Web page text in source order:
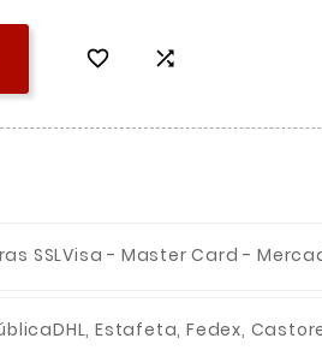
 
SSLVisa - Master Card -
DHL, Estafeta, Fedex,